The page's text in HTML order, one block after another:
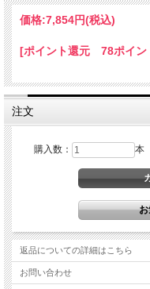
価格:7,854円(税込)
[ポイント還元 78ポイン
注文
購入数： 本
返品についての詳細はこちら
お問い合わせ